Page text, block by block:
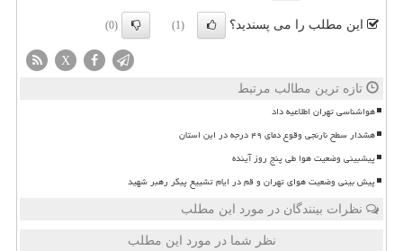
این مطلب را می پسندید؟ (1)
(0)
X
تازه ترین مطالب مرتبط
هواشناسی تهران اطلاعیه داد
هشدار سطح نارنجی وقوع دمای ۴۹ درجه در این استان
پیشبینی وضعیت هوا طی پنج روز آینده
پیش بینی وضعیت هوای تهران و قم در ایام تشییع پیکر رهبر شهید
نظرات بینندگان در مورد این مطلب
نظر شما در مورد این مطلب